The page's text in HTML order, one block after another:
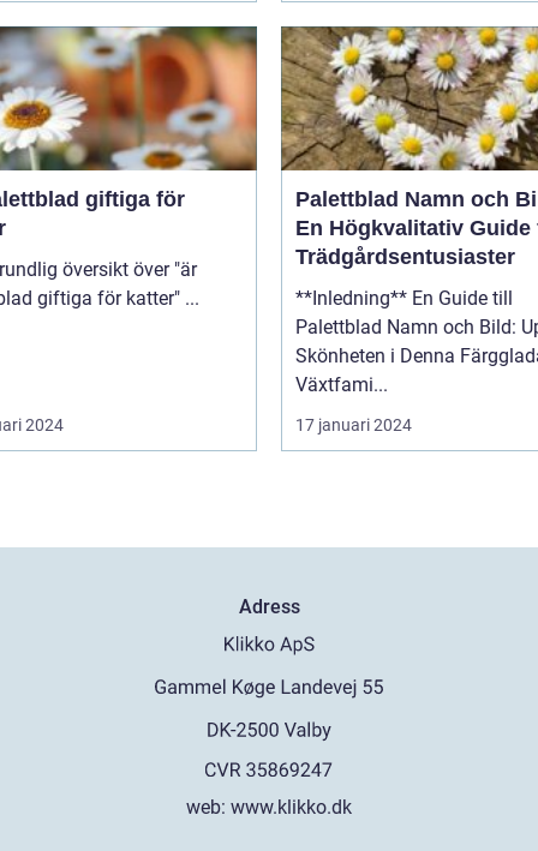
giftiga för
palettblad giftiga för katter" ...
2024
Palettblad Namn och
En Högkvalitativ Guide
Trädgårdsentusiaster
**Inledning** En Guide till
Palettblad Namn och Bild:
Skönheten i Denna
Växtfami...
17 januari 2024
Adress
web: www.klikko.dk